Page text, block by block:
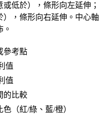
低於），條形向左延伸；
，條形向右延伸。中心軸
參考點
值
值
的比較
（紅/綠、藍/橙）